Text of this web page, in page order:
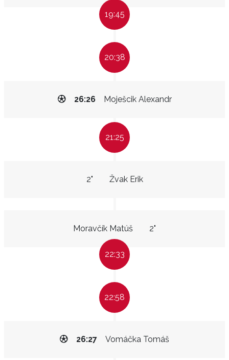
19:45
20:38
Moješcik Alexandr
26:26
21:25
Žvak Erik
2"
Moravčík Matúš 2"
22:33
22:58
Vomáčka Tomáš
26:27